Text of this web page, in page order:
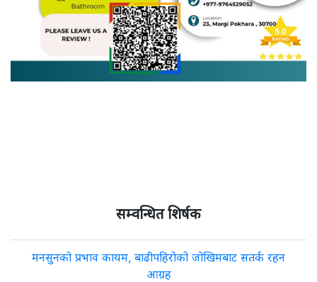
सम्वन्धित शिर्षक
मनसुनको प्रभाव कायम, बाढीपहिरोको जोखिमबाट सतर्क रहन
आग्रह